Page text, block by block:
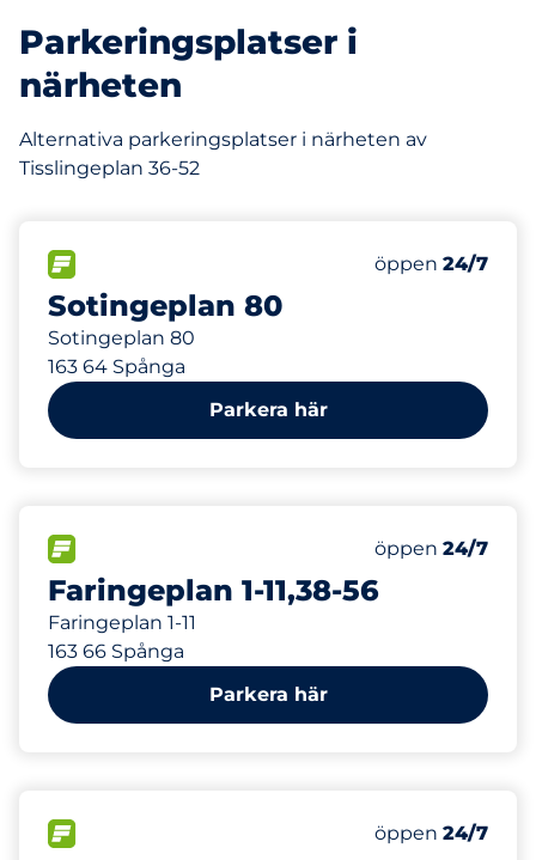
Parkeringsplatser i
närheten
Alternativa parkeringsplatser i närheten av
Tisslingeplan 36-52
Sotingeplan 80
Sotingeplan 80
163 64 Spånga
Måndag
öppen 24/7
160 m
Parkera här
Faringeplan 1-11,38-56
Faringeplan 1-11
163 66 Spånga
Antal
Totalt antal
Måndag
öppen 24/7
231 m
Parkera här
Antal
Totalt antal
Måndag
öppen 24/7
284 m